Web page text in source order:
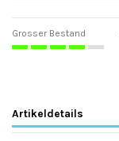
Grosser Bestand
Artikeldetails